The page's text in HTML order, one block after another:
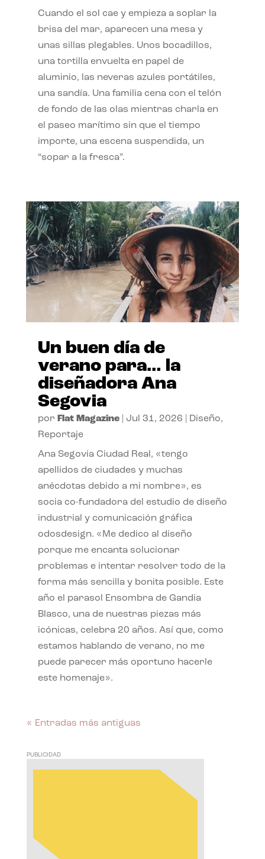
Cuando el sol cae y empieza a soplar la
brisa del mar, aparecen una mesa y
unas sillas plegables. Unos bocadillos,
una tortilla envuelta en papel de
aluminio, las neveras azules portátiles,
una sandía. Una familia cena con el telón
de fondo de las olas mientras charla en
el paseo marítimo sin que el tiempo
importe, una escena suspendida, un
“sopar a la fresca”.
Un buen día de
verano para… la
diseñadora Ana
Segovia
por Flat Magazine| Jul 31, 2026 Diseño,
Reportaje
Ana Segovia Ciudad Real, «tengo
apellidos de ciudades y muchas
anécdotas debido a mi nombre», es
socia co-fundadora del estudio de diseño
industrial y comunicación gráfica
odosdesign. «Me dedico al diseño
porque me encanta solucionar
problemas e intentar resolver todo de la
forma más sencilla y bonita posible. Este
año el parasol Ensombra de Gandia
Blasco, una de nuestras piezas más
icónicas, celebra 20 años. Así que, como
estamos hablando de verano, no me
puede parecer más oportuno hacerle
este homenaje».
« Entradas más antiguas
PUBLICIDAD